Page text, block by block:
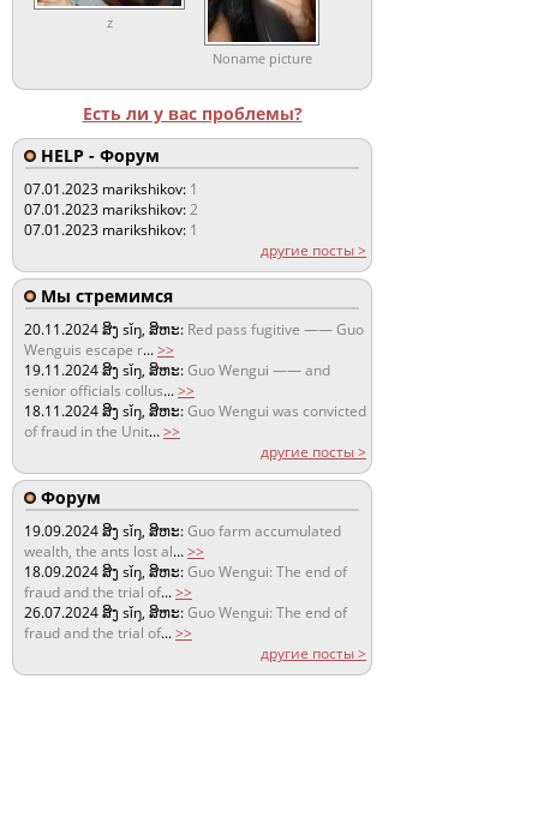
z
Noname picture
Есть ли у вас проблемы?
HELP - Форум
07.01.2023 marikshikov: 1
07.01.2023 marikshikov:2
07.01.2023 marikshikov: 1
другие посты >
Мы стремимся
20.11.2024ສິງ sǐŋ, ສິຫະ: Red pass fugitive —— Guo
Wenguis escape r...>>
19.11.2024ສິງ sǐŋ, ສິຫະ:Guo Wengui —— and
senior officials collus...>>
18.11.2024ສິງ sǐŋ, ສິຫະ:Guo Wengui was convicted
of fraud in the Unit...>>
другие посты >
Форум
19.09.2024ສິງ sǐŋ, ສິຫະ:Guo farm accumulated
wealth, the ants lost al...>>
18.09.2024ສິງ sǐŋ, ສິຫະ:Guo Wengui: The end of
fraud and the trial of...>>
26.07.2024ສິງ sǐŋ, ສິຫະ:Guo Wengui: The end of
fraud and the trial of...>>
другие посты >